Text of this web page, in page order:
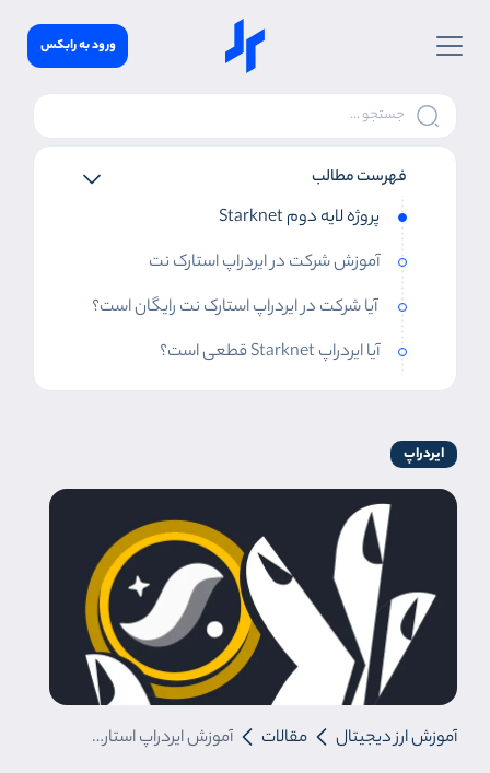
ورود به رابکس
فهرست مطالب
پروژه لایه دوم Starknet
آموزش شرکت در ایردراپ استارک نت
آیا شرکت در ایردراپ استارک نت رایگان است؟
آیا ایردراپ Starknet قطعی است؟
ایردراپ
آموزش ارز دیجیتال مقالات آموزش ایردراپ استارک نت | چگونه در ایردراپ Starknet شرکت کنیم؟